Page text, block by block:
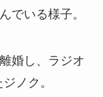
でいる様子。
婚し、ラジオ
ノク。